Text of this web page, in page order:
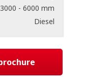
3000 - 6000 mm
Diesel